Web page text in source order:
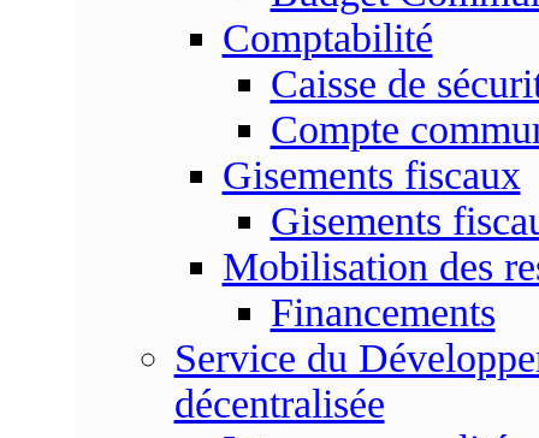
Comptabilité
Caisse de
Compte
Gisements fiscaux
Gisements
Mobilisation des
Financements
Service du
décentralisée